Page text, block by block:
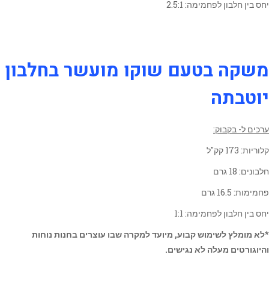
יחס בין חלבון לפחמימה: 2.5:1
משקה בטעם שוקו מועשר בחלבון
יוטבתה
ערכים ל- בקבוק:
קלוריות: 173 קק"ל
חלבונים: 18 גרם
פחמימות: 16.5 גרם
יחס בין חלבון לפחמימה: 1:1
*לא מומלץ לשימוש קבוע, מיועד למקרה שבו עוצרים בחנות נוחות
והיוגורטים מעלה לא נגישים.